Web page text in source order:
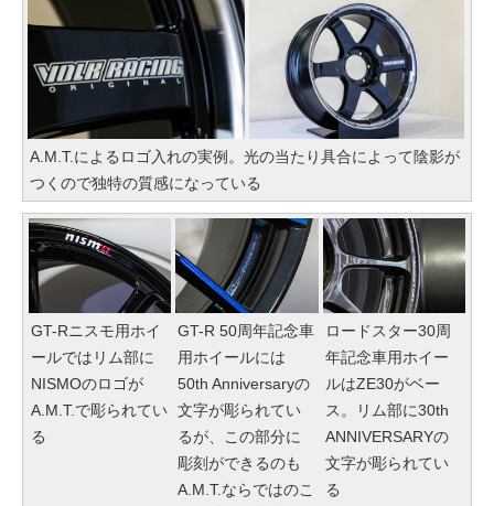
A.M.T.によるロゴ入れの実例。光の当たり具合によって陰影が
つくので独特の質感になっている
GT-Rニスモ用ホイ
ールではリム部に
NISMOのロゴが
A.M.T.で彫られてい
る
GT-R 50周年記念車
用ホイールには
50th Anniversaryの
文字が彫られてい
るが、この部分に
彫刻ができるのも
A.M.T.ならではのこ
ロードスター30周
年記念車用ホイー
ルはZE30がベー
ス。リム部に30th
ANNIVERSARYの
文字が彫られてい
る